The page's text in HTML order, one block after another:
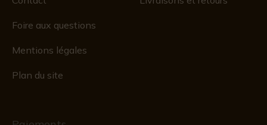
Foire aux questions
Mentions légales
Plan du site